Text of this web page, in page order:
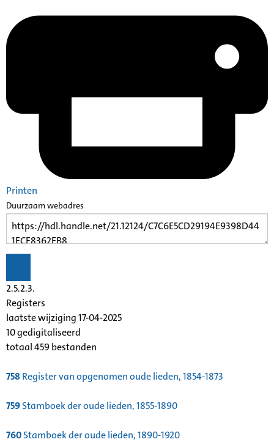
Printen
Duurzaam webadres
2.5.2.3.
Registers
laatste wijziging 17-04-2025
10 gedigitaliseerd
totaal 459 bestanden
758Register van opgenomen oude lieden, 1854-1873
759Stamboek der oude lieden, 1855-1890
760Stamboek der oude lieden, 1890-1920